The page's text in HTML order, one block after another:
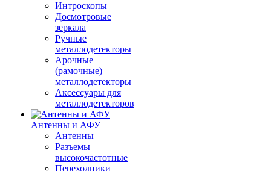
Интроскопы
Досмотровые
зеркала
Ручные
металлодетекторы
Арочные
(рамочные)
металлодетекторы
Аксессуары для
металлодетекторов
Антенны и АФУ
Антенны
Разъемы
высокочастотные
Переходники